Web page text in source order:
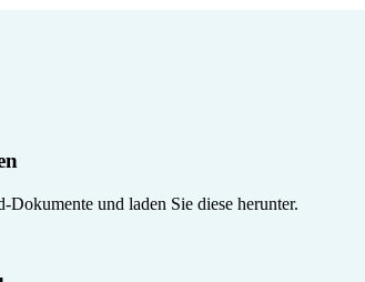
und laden Sie diese herunter.